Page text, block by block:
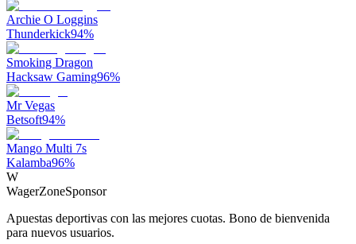
Archie O Loggins
Thunderkick94%
Smoking Dragon
Hacksaw Gaming96%
Mr Vegas
Betsoft94%
Mango Multi 7s
Kalamba96%
W
WagerZoneSponsor
Apuestas deportivas con las mejores cuotas. Bono de bienvenida
para nuevos usuarios.